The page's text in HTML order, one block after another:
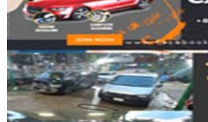
বিশ্বনাথে শাহ ফাউন্ডেশনের উদ্যোগে দুস্থদের...